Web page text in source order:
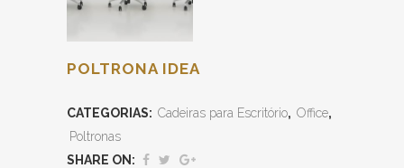
POLTRONA IDEA
CATEGORIAS: Cadeiras para Escritório, Office,
Poltronas
SHARE ON: